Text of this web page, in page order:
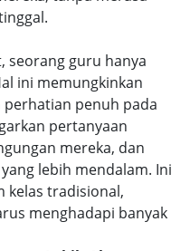
seorang guru hanya
ini memungkinkan
penuh pada
pertanyaan
mereka, dan
lebih mendalam. Ini
kelas tradisional,
menghadapi banyak